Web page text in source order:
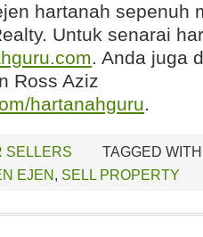
hartanah sepenuh
Untuk senarai
. Anda juga
Ross Aziz
hartanahguru.
SELLERS
TAGGED
EJEN, SELL PROPERTY